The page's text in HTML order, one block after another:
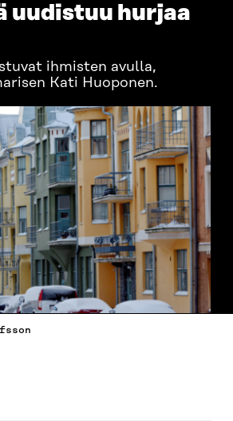
uudistuu hurjaa
ihmisten avulla,
Kati Huoponen.